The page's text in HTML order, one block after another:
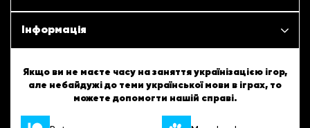
Наші проєкти
Інформація
ШБТурнір
ШБТворчість
Якщо ви не маєте часу на заняття українізацією ігор,
але небайдужі до теми української мови в іграх, то
можете допомогти нашій справі.